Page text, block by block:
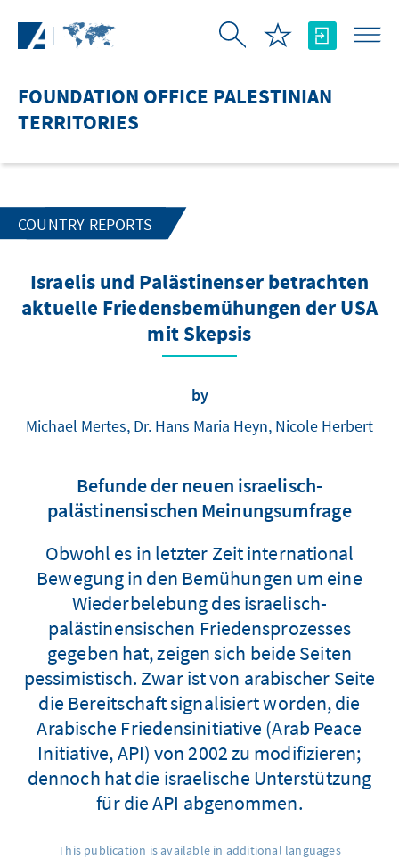
FOUNDATION OFFICE PALESTINIAN
TERRITORIES
COUNTRY REPORTS
Israelis und Palästinenser betrachten
aktuelle Friedensbemühungen der USA
mit Skepsis
by
Michael Mertes, Dr. Hans Maria Heyn, Nicole Herbert
Befunde der neuen israelisch-
palästinensischen Meinungsumfrage
Obwohl es in letzter Zeit international
Bewegung in den Bemühungen um eine
Wiederbelebung des israelisch-
palästinensischen Friedensprozesses
gegeben hat, zeigen sich beide Seiten
pessimistisch. Zwar ist von arabischer Seite
die Bereitschaft signalisiert worden, die
Arabische Friedensinitiative (Arab Peace
Initiative, API) von 2002 zu modifizieren;
dennoch hat die israelische Unterstützung
für die API abgenommen.
This publication is available in additional languages